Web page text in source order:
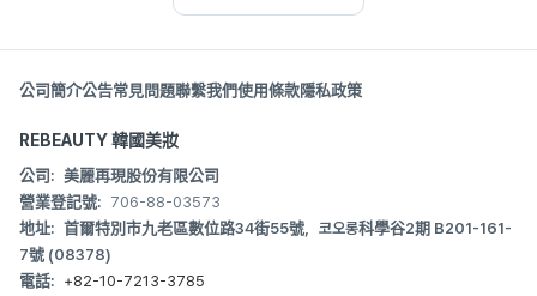
公司簡介公告常見問題聯繫我們使用條款隱私政策
REBEAUTY 韓國美妝
公司: 美麗再現股份有限公司
營業登記號: 706-88-03573
地址: 首爾特別市九老區數位路34街55號，코오롱科學谷2期 B201-161-
7號 (08378)
電話: +82-10-7213-3785